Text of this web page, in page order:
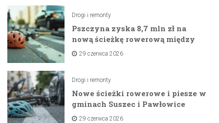
Drogi i remonty
Pszczyna zyska 8,7 mln zł na
nową ścieżkę rowerową między
zaporami
29 czerwca 2026
Drogi i remonty
Nowe ścieżki rowerowe i piesze w
gminach Suszec i Pawłowice
dzięki unijnemu wsparciu
29 czerwca 2026